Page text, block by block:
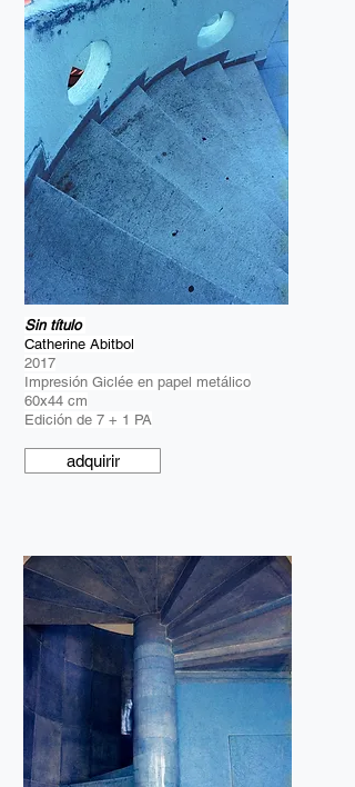
Sin título
Catherine Abitbol
2017
Impresión Giclée en papel metálico
60x44 cm
Edición de 7 + 1 PA
adquirir